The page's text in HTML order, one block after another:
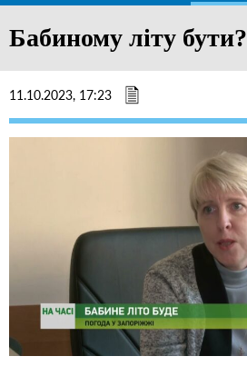
Бабиному літу бути?
11.10.2023, 17:23